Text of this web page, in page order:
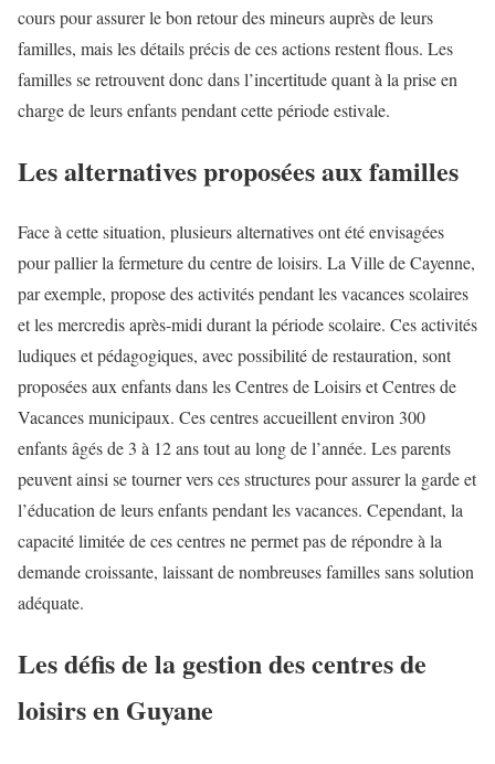
cours pour assurer le bon retour des mineurs auprès de leurs
familles, mais les détails précis de ces actions restent flous. Les
familles se retrouvent donc dans l’incertitude quant à la prise en
charge de leurs enfants pendant cette période estivale.
Les alternatives proposées aux familles
Face à cette situation, plusieurs alternatives ont été envisagées
pour pallier la fermeture du centre de loisirs. La Ville de Cayenne,
par exemple, propose des activités pendant les vacances scolaires
et les mercredis après-midi durant la période scolaire. Ces activités
ludiques et pédagogiques, avec possibilité de restauration, sont
proposées aux enfants dans les Centres de Loisirs et Centres de
Vacances municipaux. Ces centres accueillent environ 300
enfants âgés de 3 à 12 ans tout au long de l’année. Les parents
peuvent ainsi se tourner vers ces structures pour assurer la garde et
l’éducation de leurs enfants pendant les vacances. Cependant, la
capacité limitée de ces centres ne permet pas de répondre à la
demande croissante, laissant de nombreuses familles sans solution
adéquate.
Les défis de la gestion des centres de
loisirs en Guyane